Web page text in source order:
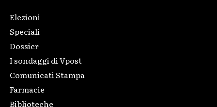
Elezioni
Speciali
Dossier
I sondaggi di Vpost
Comunicati Stampa
Farmacie
Biblioteche